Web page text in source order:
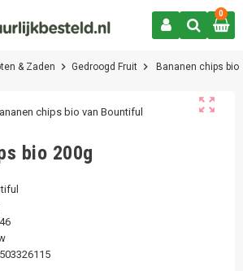
0
& Zaden chevron_right Gedroogd Fruit chevron_right Bananen chips bio
zoom_out_map
bio 200g